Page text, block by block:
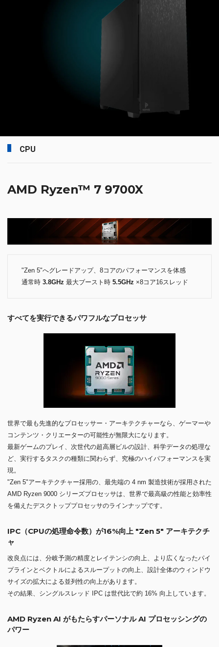
CPU
AMD Ryzen™ 7 9700X
"Zen 5"へグレードアップ、8コアのパフォーマンスを体感
通常時 3.8GHz 最大ブースト時 5.5GHz ×8コア16スレッド
すべてを実行できるパワフルなプロセッサ
世界で最も先進的なプロセッサー・アーキテクチャーなら、ゲーマーや
コンテンツ・クリエーターの可能性が無限大になります。
最新ゲームのプレイ、次世代の超高層ビルの設計、科学データの処理な
ど、実行するタスクの種類に関わらず、究極のハイパフォーマンスを実
現。
"Zen 5"アーキテクチャー採用の、最先端の 4 nm 製造技術が採用された
AMD Ryzen 9000 シリーズプロセッサは、世界で最高級の性能と効率性
を備えたデスクトッププロセッサのラインナップです。
IPC（CPUの処理命令数）が16%向上 "Zen 5" アーキテクチ
ャ
改良点には、分岐予測の精度とレイテンシの向上、より広くなったパイ
プラインとベクトルによるスループットの向上、設計全体のウィンドウ
サイズの拡大による並列性の向上があります。
その結果、シングルスレッド IPC は世代比で約 16% 向上しています。
AMD Ryzen AI がもたらすパーソナル AI プロセッシングの
パワー